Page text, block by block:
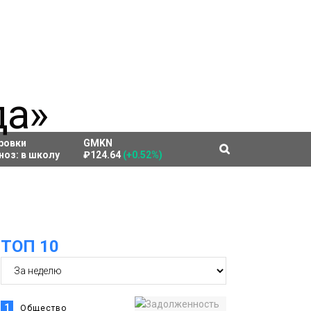
в школу
GMKN
₽124.64 (+0.52%)
ТОП 10
1 Общество